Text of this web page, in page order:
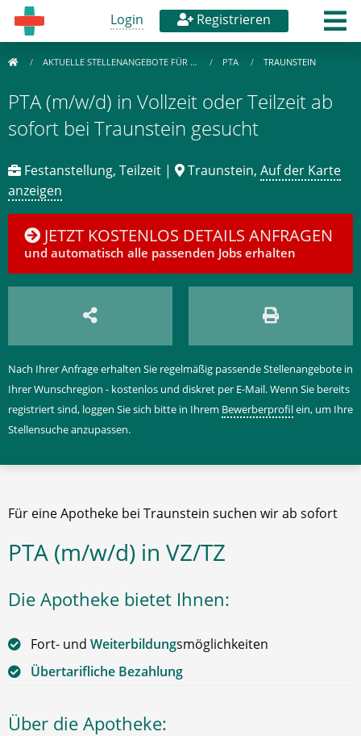
Login Registrieren
AKTUELLE STELLENANGEBOTE FÜR … PTA TRAUNSTEIN
PTA (m/w/d) in Vollzeit oder Teilzeit ab
sofort bei Traunstein gesucht
Festanstellung, Teilzeit | Traunstein, Auf der Karte
anzeigen
JETZT KOSTENLOS DETAILS ANFRAGEN
und automatisch alle passenden Jobs erhalten
Nach Ihrer Anfrage erhalten Sie regelmäßig passende Stellenangebote in
Ihrer Wunschregion - kostenlos und diskret per E-Mail. Wenn Sie bereits
registriert sind, loggen Sie sich bitte in Ihrem Bewerberprofilein, um Ihre
Stellensuche anzupassen.
Für eine Apotheke bei Traunstein suchen wir ab sofort
PTA (m/w/d) in VZ/TZ
Die Apotheke bietet Ihnen:
Fort- und Weiterbildungsmöglichkeiten
Übertarifliche Bezahlung
Über die Apotheke: